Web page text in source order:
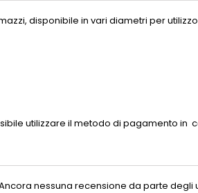
disponibile in vari diametri per
utilizzare il metodo di pagamento in
nessuna recensione da parte degli